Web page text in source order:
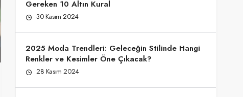
Gereken 10 Altın Kural
30 Kasım 2024
2025 Moda Trendleri: Geleceğin Stilinde Hangi
Renkler ve Kesimler Öne Çıkacak?
28 Kasım 2024